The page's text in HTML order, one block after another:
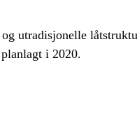
utradisjonelle
i 2020.